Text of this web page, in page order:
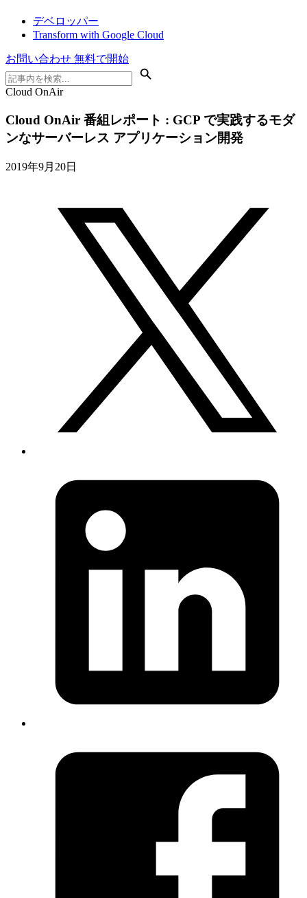
デベロッパー
Transform with Google Cloud
お問い合わせ 無料で開始
Cloud OnAir
Cloud OnAir 番組レポート : GCP で実践するモダ
ンなサーバーレス アプリケーション開発
2019年9月20日